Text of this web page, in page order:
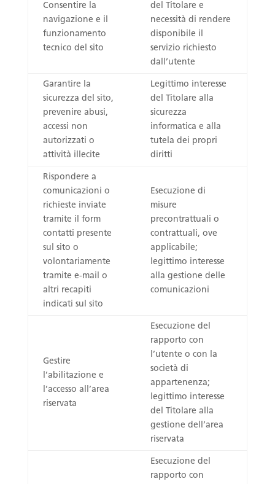
Consentire la
navigazione e il
funzionamento
tecnico del sito
del Titolare e
necessità di rendere
disponibile il
servizio richiesto
dall’utente
Garantire la
sicurezza del sito,
prevenire abusi,
accessi non
autorizzati o
attività illecite
Legittimo interesse
del Titolare alla
sicurezza
informatica e alla
tutela dei propri
diritti
Rispondere a
comunicazioni o
richieste inviate
tramite il form
contatti presente
sul sito o
volontariamente
tramite e-mail o
altri recapiti
indicati sul sito
Esecuzione di
misure
precontrattuali o
contrattuali, ove
applicabile;
legittimo interesse
alla gestione delle
comunicazioni
Gestire
l’abilitazione e
l’accesso all’area
riservata
Esecuzione del
rapporto con
l’utente o con la
società di
appartenenza;
legittimo interesse
del Titolare alla
gestione dell’area
riservata
Esecuzione del
rapporto con